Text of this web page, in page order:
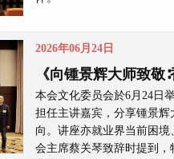
2026年06月24日
《向锺景辉大师致敬
本会文化委员会於6月24日
担任主讲嘉宾，分享锺景
向。讲座亦就业界当前困
会主席蔡关琴致辞时提到